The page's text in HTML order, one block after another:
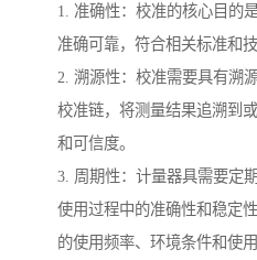
1. 准确性：校准的核心目的
准确可靠，符合相关标准和
2. 溯源性：校准需要具有溯
校准链，将测量结果追溯到
和可信度。
3. 周期性：计量器具需要定
使用过程中的准确性和稳定
的使用频率、环境条件和使